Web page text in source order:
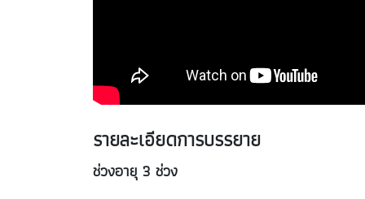
รายละเอียดการบรรยาย
ช่วงอายุ 3 ช่วง